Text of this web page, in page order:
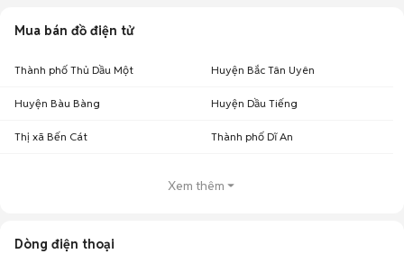
Mua bán đồ điện tử
Thành phố Thủ Dầu Một Huyện Bắc Tân Uyên
Huyện Bàu Bàng Huyện Dầu Tiếng
Thị xã Bến Cát Thành phố Dĩ An
Xem thêm
Dòng điện thoại